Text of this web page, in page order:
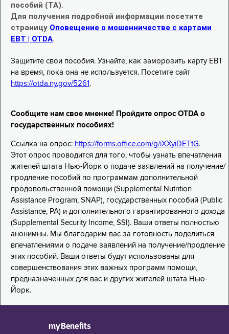
пособий (TA).
Для получения подробной информации посетите
страницу Оповещение о мошенничестве с картами
EBT | OTDA.
Защитите свои пособия. Узнайте, как заморозить карту EBT
на время, пока она не используется. Посетите сайт
https://otda.ny.gov/5261 .
Сообщите нам свое мнение! Пройдите опрос OTDA о
государственных пособиях!
Ссылка на опрос: https://forms.office.com/g/iXXyiDETtG.
Этот опрос проводится для того, чтобы узнать впечатления
жителей штата Нью-Йорк о подаче заявлений на получение/
продление пособий по программам дополнительной
продовольственной помощи (Supplemental Nutrition
Assistance Program, SNAP), государственных пособий (Public
Assistance, PA) и дополнительного гарантированного дохода
(Supplemental Security Income, SSI). Ваши ответы полностью
анонимны. Мы благодарим вас за готовность поделиться
впечатлениями о подаче заявлений на получение/продление
этих пособий. Ваши ответы будут использованы для
совершенствования этих важных программ помощи,
предназначенных для вас и других жителей штата Нью-
Йорк.
myBenefits